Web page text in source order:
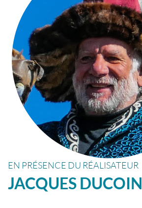
EN PRÉSENCE DU RÉALISATEUR
JACQUES DUCOIN